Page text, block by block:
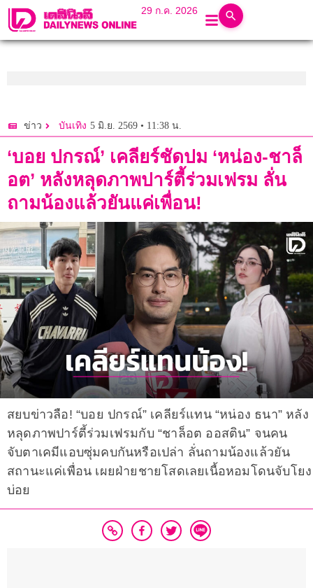
29 ก.ค. 2026
ข่าว บันเทิง 5 มิ.ย. 2569 • 11:38 น.
‘บอย ปกรณ์’ เคลียร์ชัดปม ‘หน่อง-ชาล็
อต’ หลังหลุดภาพปาร์ตี้ร่วมเฟรม ลั่น
ถามน้องแล้วยันแค่เพื่อน!
สยบข่าวลือ! “บอย ปกรณ์” เคลียร์แทน “หน่อง ธนา” หลัง
หลุดภาพปาร์ตี้ร่วมเฟรมกับ “ชาล็อต ออสติน” จนคน
จับตาเคมีแอบซุ่มคบกันหรือเปล่า ลั่นถามน้องแล้วยัน
สถานะแค่เพื่อน เผยฝ่ายชายโสดเลยเนื้อหอมโดนจับโยง
บ่อย